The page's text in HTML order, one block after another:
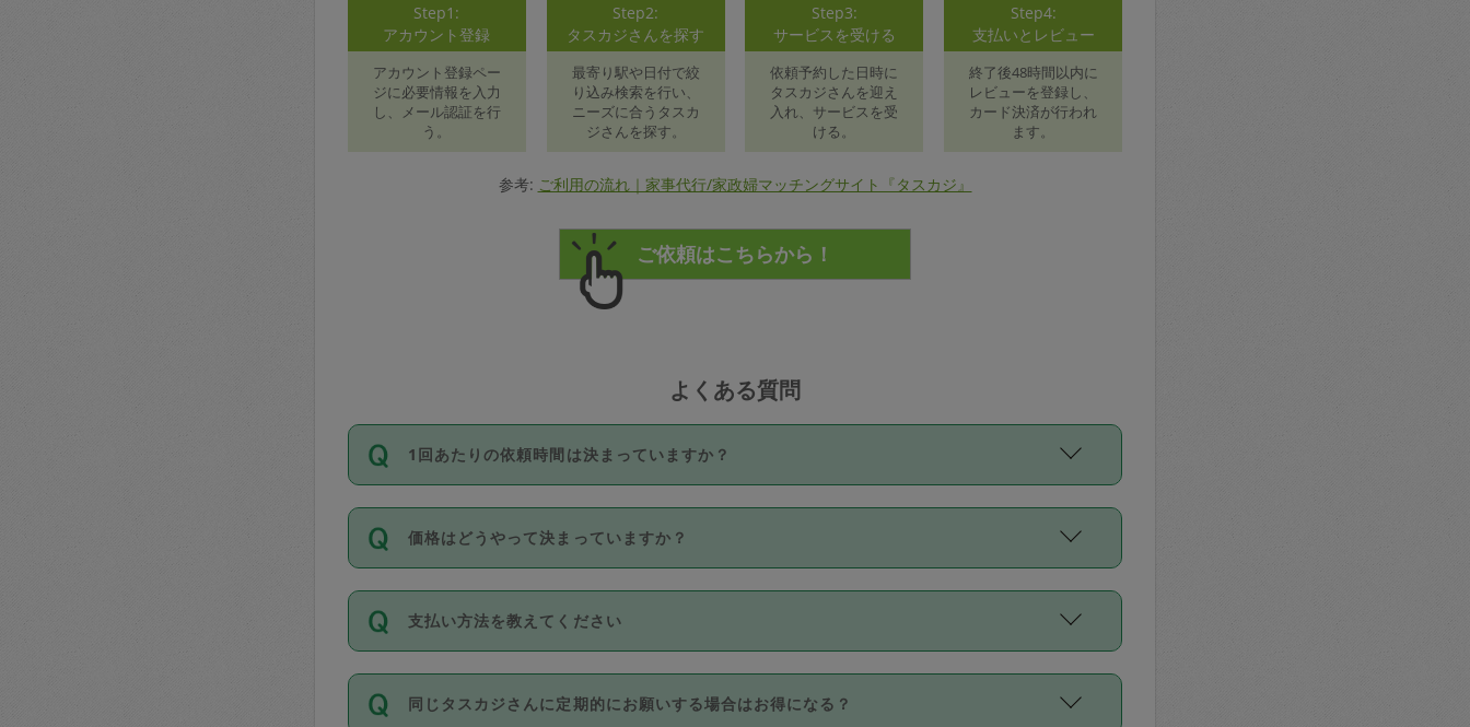
Step1:
アカウント登録
アカウント登録ペー
ジに必要情報を入力
し、メール認証を行
う。
Step2:
タスカジさんを探す
最寄り駅や日付で絞
り込み検索を行い、
ニーズに合うタスカ
ジさんを探す。
Step3:
サービスを受ける
依頼予約した日時に
タスカジさんを迎え
入れ、サービスを受
ける。
Step4:
支払いとレビュー
終了後48時間以内に
レビューを登録し、
カード決済が行われ
ます。
参考: ご利用の流れ｜家事代行/家政婦マッチングサイト『タスカジ』
よくある質問
1回あたりの依頼時間は決まっていますか？
依頼1回につき3時間固定です。3時間を超えて依頼したい場合は、延長機能をご利用くださ
い。機能をご利用いただくには、タスカジさんに事前に相談し、合意の上事前申請すること
が必要です。なお、3時間を下回っても、値引き等はございません。
価格はどうやって決まっていますか？
11種類の価格帯の中からタスカジさん自身が価格を選んで設定しています。
タスカジさんの価格設定には最初は制限があり、レビュー件数、レビューの平均値、などで
除々に設定可能な最高額が上がっていく仕組みになっています。
支払い方法を教えてください
お支払方法はクレジットカード（Visa／Master／JCB／AMERICAN EXPRESS／Diners
Club）のみとなります。
同じタスカジさんに定期的にお願いする場合はお得になる？